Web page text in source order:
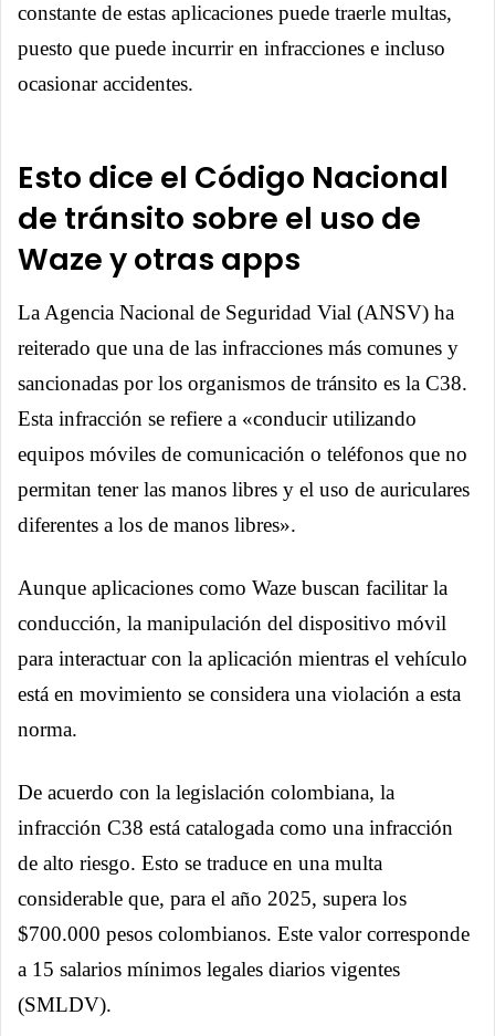
constante de estas aplicaciones puede traerle multas,
puesto que puede incurrir en infracciones e incluso
ocasionar accidentes.
Esto dice el Código Nacional
de tránsito sobre el uso de
Waze y otras apps
La Agencia Nacional de Seguridad Vial (ANSV) ha
reiterado que una de las infracciones más comunes y
sancionadas por los organismos de tránsito es la C38.
Esta infracción se refiere a «conducir utilizando
equipos móviles de comunicación o teléfonos que no
permitan tener las manos libres y el uso de auriculares
diferentes a los de manos libres».
Aunque aplicaciones como Waze buscan facilitar la
conducción, la manipulación del dispositivo móvil
para interactuar con la aplicación mientras el vehículo
está en movimiento se considera una violación a esta
norma.
De acuerdo con la legislación colombiana, la
infracción C38 está catalogada como una infracción
de alto riesgo. Esto se traduce en una multa
considerable que, para el año 2025, supera los
$700.000 pesos colombianos. Este valor corresponde
a 15 salarios mínimos legales diarios vigentes
(SMLDV).